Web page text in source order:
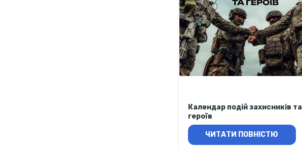
Календар подій захисників та
героїв
ЧИТАТИ ПОВНІСТЮ